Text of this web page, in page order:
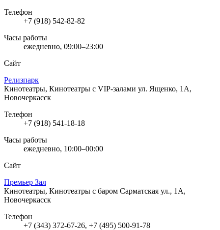
Телефон
+7 (918) 542-82-82
Часы работы
ежедневно, 09:00–23:00
Сайт
Релизпарк
Кинотеатры, Кинотеатры с VIP-залами ул. Ященко, 1А,
Новочеркасск
Телефон
+7 (918) 541-18-18
Часы работы
ежедневно, 10:00–00:00
Сайт
Премьер Зал
Кинотеатры, Кинотеатры с баром Сарматская ул., 1А,
Новочеркасск
Телефон
+7 (343) 372-67-26, +7 (495) 500-91-78